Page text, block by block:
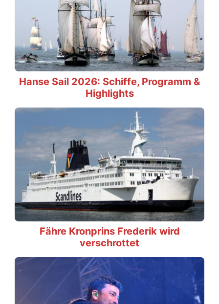
Hanse Sail 2026: Schiffe, Programm &
Highlights
Fähre Kronprins Frederik wird
verschrottet